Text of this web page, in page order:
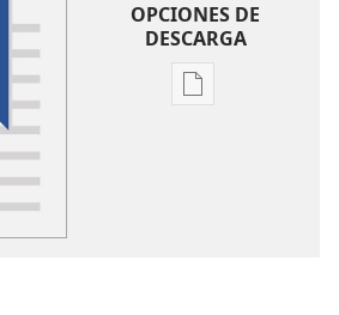
OPCIONES DE
DESCARGA
Opciones